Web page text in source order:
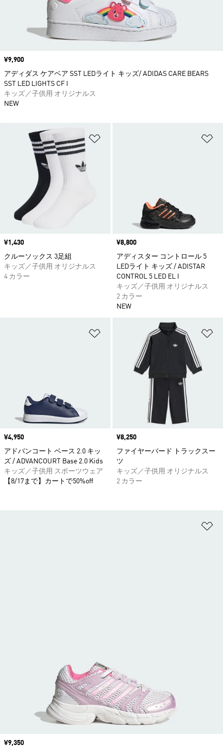
価格
¥1,430
クルーソックス 3足組
キッズ／子供用 オリジナルス
4 カラー
価格
¥8,800
アディスター コントロール 5
LEDライト キッズ / ADISTAR
CONTROL 5 LED EL I
キッズ／子供用 オリジナルス
2 カラー
NEW
ほしいものリストに追加
価格
¥4,950
アドバンコート ベース 2.0 キッ
ズ / ADVANCOURT Base 2.0 Kids
キッズ／子供用 スポーツウェア
【8/17まで】カートで50%off
価格
¥8,250
ファイヤーバード トラックスー
ツ
キッズ／子供用 オリジナルス
2 カラー
価格
¥9,900
アディダス ケアベア SST LEDライト キッズ/ ADIDAS CARE BEARS
SST LED LIGHTS CF I
キッズ／子供用 オリジナルス
NEW
価格
¥9,350